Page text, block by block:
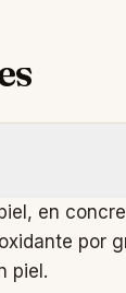
en
por
piel.